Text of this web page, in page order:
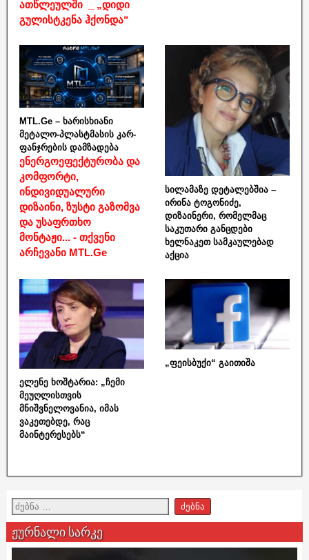
ათწლეულში _ „დიდი
გულისტკენა ჰქონდა“
MTL.Ge – ხარისხიანი
მეტალო-პლასტმასის კარ-
ფანჯრების დამზადება
ენერგოეფექტურობა და
კომფორტი,
ინდივიდუალური
დიზაინი, ზუსტი გაზომვა
და უსაფრთხო
მონტაჟი... - თქვენი
არჩევანი MTL.Ge
სილამაზე დეტალებშია –
ირინა ტოგონიძე,
დიზაინერი, რომელმაც
საკუთარი განცდები
ხელნაკეთ სამკაულებად
აქცია
ელენე ხოშტარია: „ჩემი
მეუღლისთვის
მნიშვნელოვანია, იმას
ვაკეთებდე, რაც
მაინტერესებს“
„ფეისბუქი“ გაითიშა
ჟურნალი სარკე